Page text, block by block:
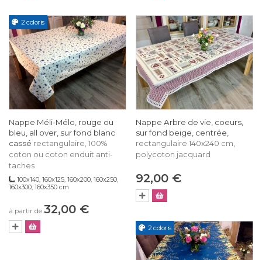
2 coloris
Nappe Méli-Mélo, rouge ou
bleu, all over, sur fond blanc
cassé rectangulaire, 100%
coton ou coton enduit anti-
taches
100x140, 160x125, 160x200, 160x250,
160x300, 160x350 cm
à partir de 32,00 €
Nappe Arbre de vie, coeurs,
sur fond beige, centrée,
rectangulaire 140x240 cm,
polycoton jacquard
92,00 €
2 coloris